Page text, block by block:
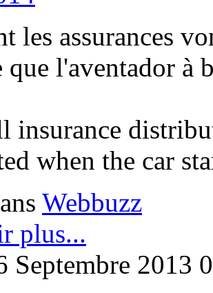
les assurances
que l'aventador à
insurance
when the car
Webbuzz
plus...
Septembre 2013